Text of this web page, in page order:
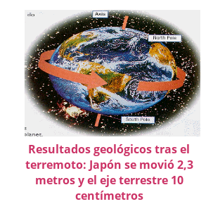
Resultados geológicos tras el
terremoto: Japón se movió 2,3
metros y el eje terrestre 10
centímetros